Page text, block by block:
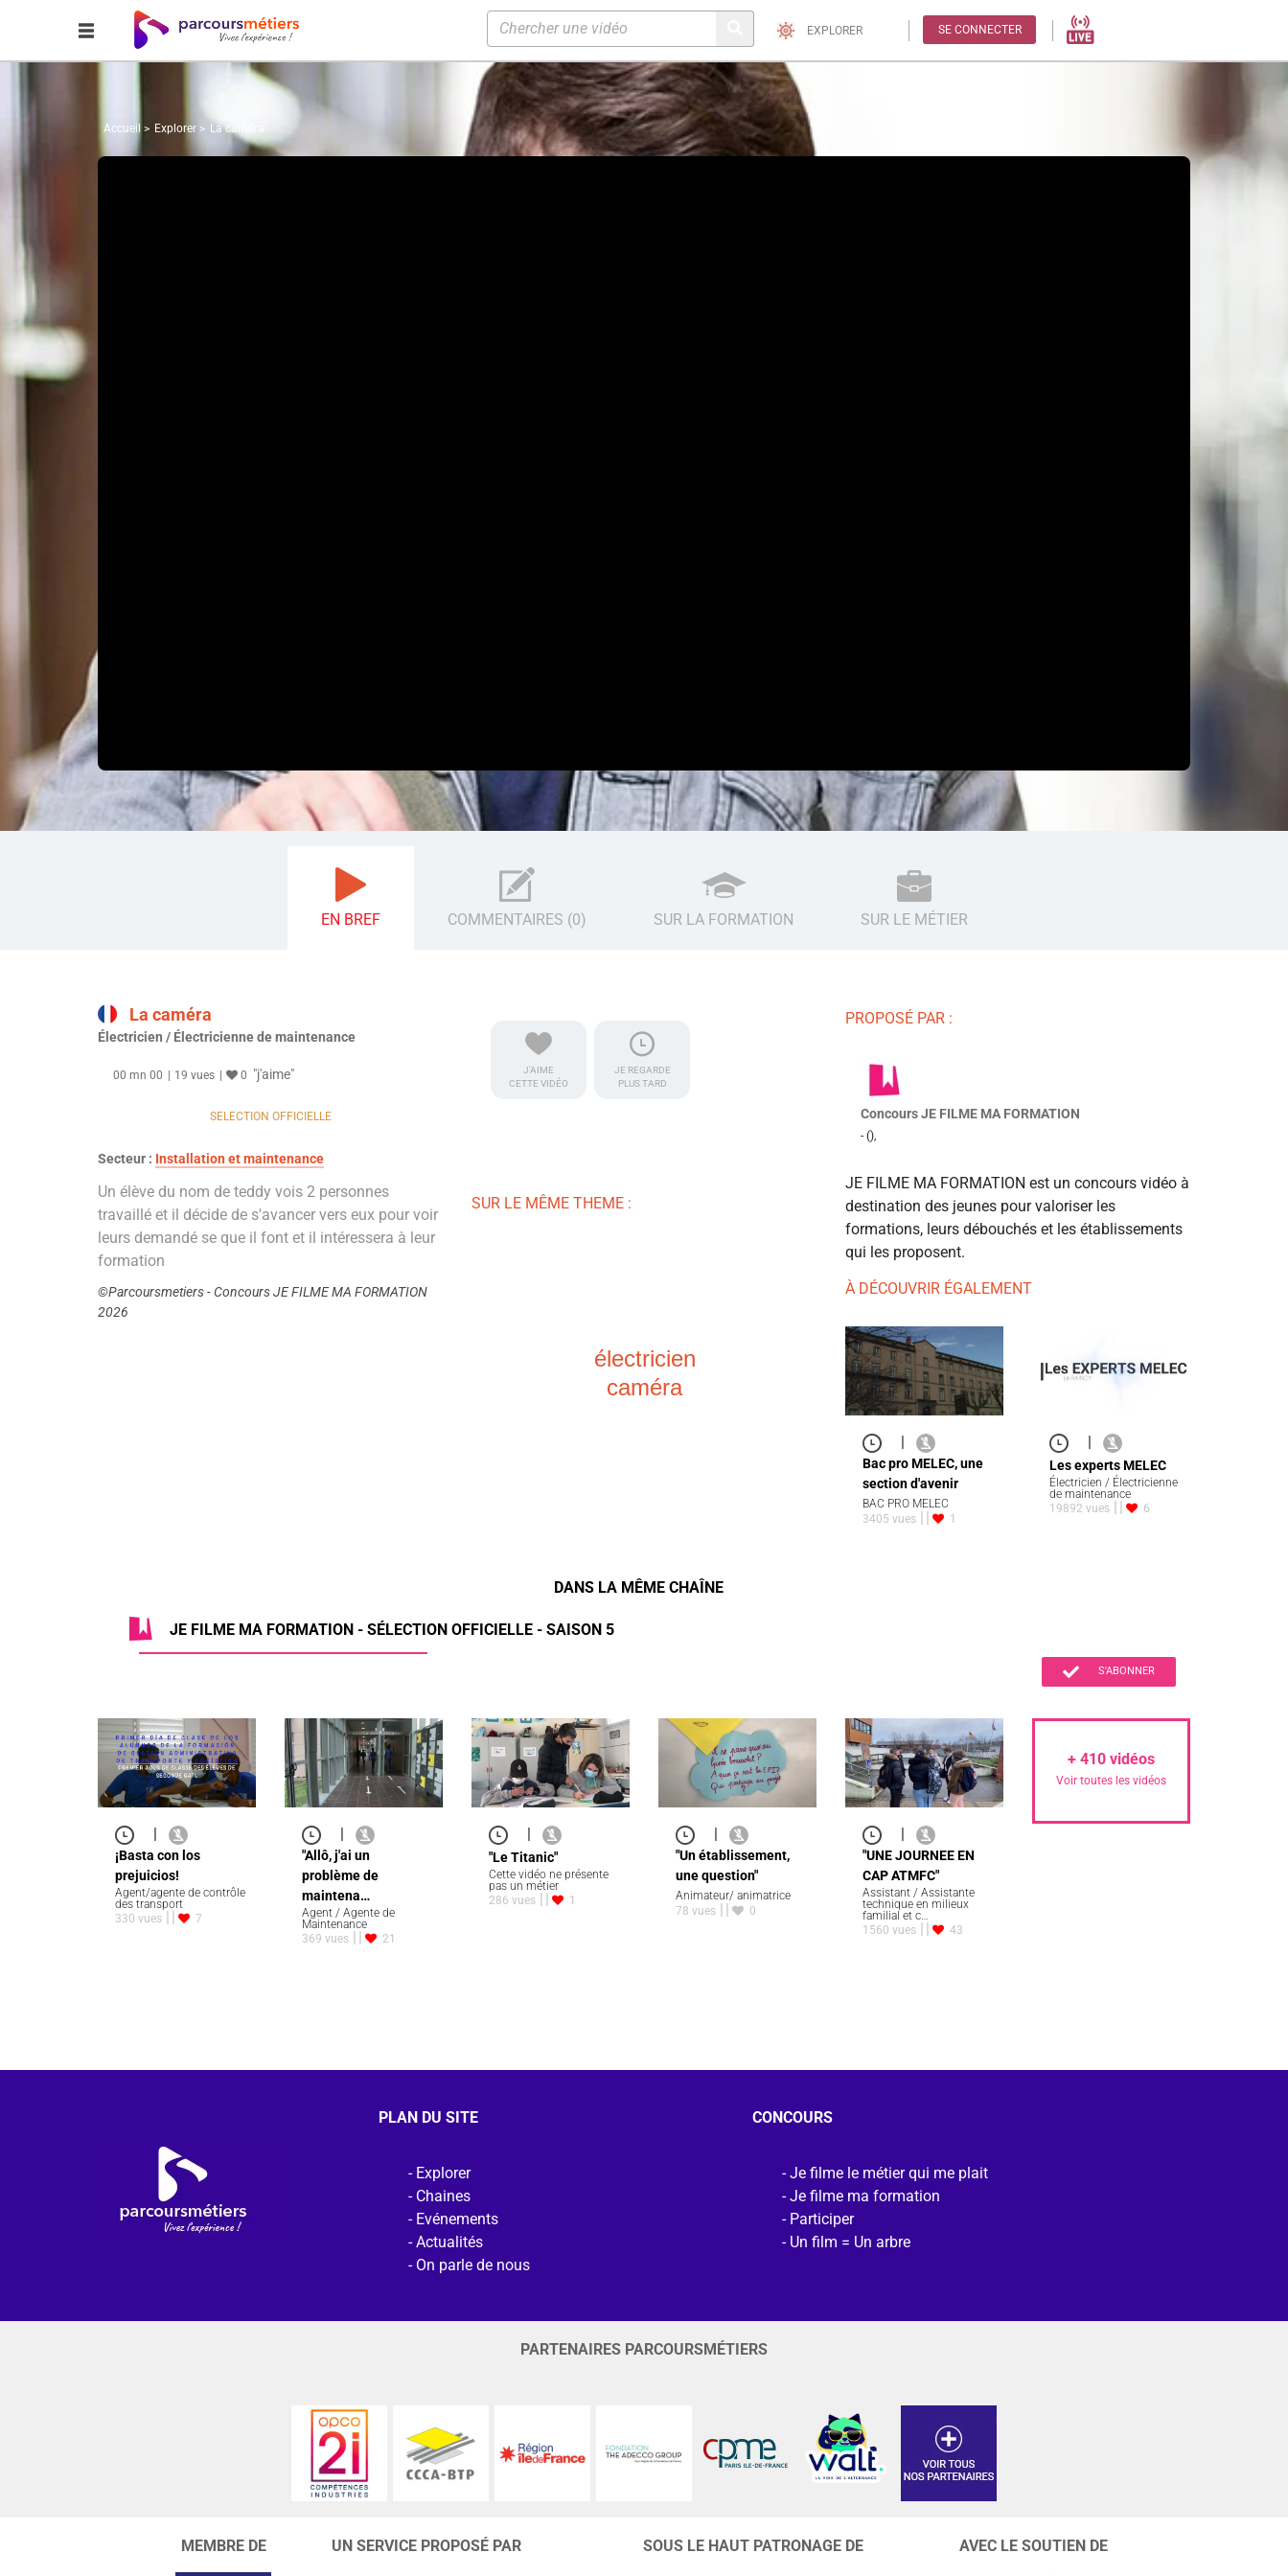
EXPLORER SE CONNECTER
Accueil Explorer La caméra
EN BREF COMMENTAIRES (0) SUR LA FORMATION SUR LE MÉTIER
La caméra
Électricien / Électricienne de maintenance
00 mn 00 19 vues 0 "j'aime"
SELECTION OFFICIELLE
Secteur : Installation et maintenance
Un élève du nom de teddy vois 2 personnes
travaillé et il décide de s'avancer vers eux pour voir
leurs demandé se que il font et il intéressera à leur
formation
©Parcoursmetiers - Concours JE FILME MA FORMATION
2026
J'AIME
CETTE VIDÉO
JE REGARDE
PLUS TARD
SUR LE MÊME THEME :
caméra
électricien
PROPOSÉ PAR :
Concours JE FILME MA FORMATION
- (),
JE FILME MA FORMATION est un concours vidéo à
destination des jeunes pour valoriser les
formations, leurs débouchés et les établissements
qui les proposent.
À DÉCOUVRIR ÉGALEMENT
Bac pro MELEC, une
section d'avenir
BAC PRO MELEC
3405 vues
1
Les experts MELEC
Électricien / Électricienne
de maintenance
19892 vues
6
DANS LA MÊME CHAÎNE
JE FILME MA FORMATION - SÉLECTION OFFICIELLE - SAISON 5
S'ABONNER
¡Basta con los
prejuicios!
Agent/agente de contrôle
des transport
330 vues
7
"Allô, j'ai un
problème de
maintena…
Agent / Agente de
Maintenance
369 vues
21
"Le Titanic"
Cette vidéo ne présente
pas un métier
286 vues
1
"Un établissement,
une question"
Animateur/ animatrice
78 vues
0
"UNE JOURNEE EN
CAP ATMFC"
Assistant / Assistante
technique en milieux
familial et c…
1560 vues
43
+ 410 vidéos
Voir toutes les vidéos
PLAN DU SITE
Explorer
Chaines
Evénements
Actualités
On parle de nous
CONCOURS
Je filme le métier qui me plait
Je filme ma formation
Participer
Un film = Un arbre
PARTENAIRES PARCOURSMÉTIERS
MEMBRE DE UN SERVICE PROPOSÉ PAR SOUS LE HAUT PATRONAGE DE AVEC LE SOUTIEN DE